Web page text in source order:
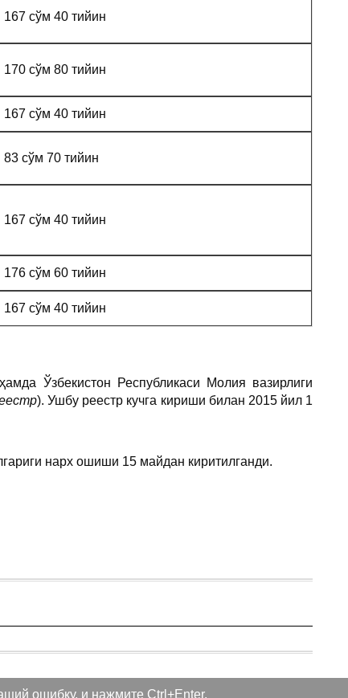
167 сўм 40 тийин
170 сўм 80 тийин
167 сўм 40 тийин
83 сўм 70 тийин
167 сўм 40 тийин
176 сўм 60 тийин
167 сўм 40 тийин
Ўзбекистон Республикаси Молия вазирлиги
). Ушбу реестр кучга кириши билан 2015 йил 1
нарх ошиши 15 майдан киритилганди.
ошибку, и нажмите Ctrl+Enter.